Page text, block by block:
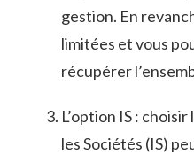
gestion. En
limitées et vous‍
récupérer⁢
L’option⁤ IS :⁢
les⁤ Sociétés ⁢(IS)